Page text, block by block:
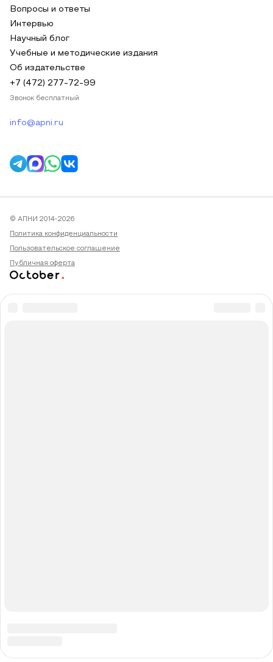
Вопросы и ответы
Интервью
Научный блог
Учебные и методические издания
Об издательстве
+7 (472) 277-72-99
Звонок бесплатный
info@apni.ru
© АПНИ 2014-2026
Политика конфиденциальности
Пользовательское соглашение
Публичная оферта